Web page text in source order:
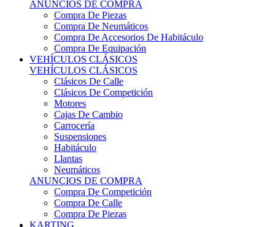
Compra De Neumáticos
Compra De Accesorios De Habitáculo
Compra De Equipación
VEHÍCULOS CLÁSICOS
VEHÍCULOS CLÁSICOS
Clásicos De Calle
Clásicos De Competición
Motores
Cajas De Cambio
Carrocería
Suspensiones
Habitáculo
Llantas
Neumáticos
ANUNCIOS DE COMPRA
Compra De Competición
Compra De Calle
Compra De Piezas
KARTING
KARTING